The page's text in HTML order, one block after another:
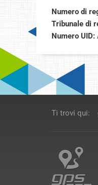
Numero di
Tribunale di
Numero UID:
Ti trovi qui: